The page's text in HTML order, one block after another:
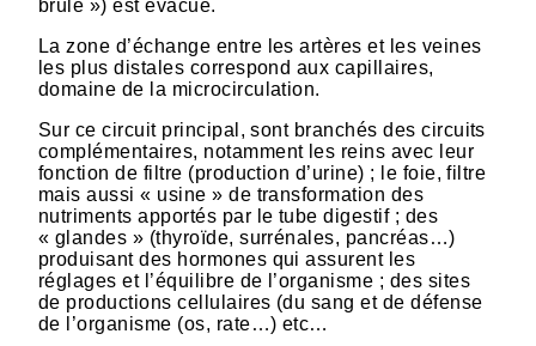
brulé ») est évacué.
La zone d’échange entre les artères et les veines
les plus distales correspond aux capillaires,
domaine de la microcirculation.
Sur ce circuit principal, sont branchés des circuits
complémentaires, notamment les reins avec leur
fonction de filtre (production d’urine) ; le foie, filtre
mais aussi « usine » de transformation des
nutriments apportés par le tube digestif ; des
« glandes » (thyroïde, surrénales, pancréas…)
produisant des hormones qui assurent les
réglages et l’équilibre de l’organisme ; des sites
de productions cellulaires (du sang et de défense
de l’organisme (os, rate…) etc…